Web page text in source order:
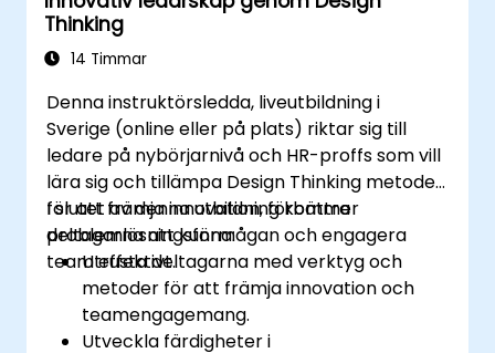
Thinking
14 Timmar
Denna instruktörsledda, liveutbildning i
Sverige (online eller på plats) riktar sig till
ledare på nybörjarnivå och HR-proffs som vill
lära sig och tillämpa Design Thinking metoder
för att främja innovation, förbättra
problemlösningsförmågan och engagera
team effektivt.
I slutet av denna utbildning kommer
deltagarna att kunna:
Utrusta deltagarna med verktyg och
metoder för att främja innovation och
teamengagemang.
Utveckla färdigheter i